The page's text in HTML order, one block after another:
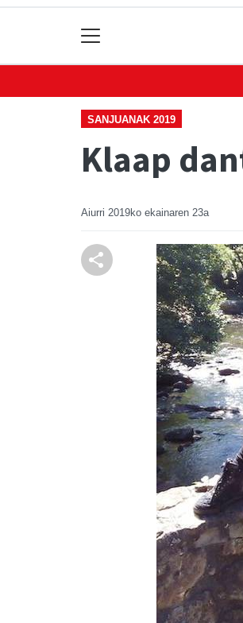
SANJUANAK 2019
Klaap
Aiurri 2019ko ekainaren 23a